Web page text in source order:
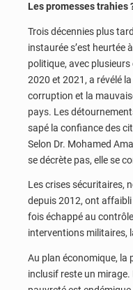
Les promesses trahies
Trois décennies plus
instaurée s’est heurtée
politique, avec
2020 et 2021, a révélé
corruption et la
pays. Les
sapé la confiance des
Selon Dr. Mohamed
se décrète pas, elle se
Les crises sécuritaires,
depuis 2012, ont affaibli
fois échappé au
interventions militaires,
Au plan économique, la
inclusif reste un mirage.